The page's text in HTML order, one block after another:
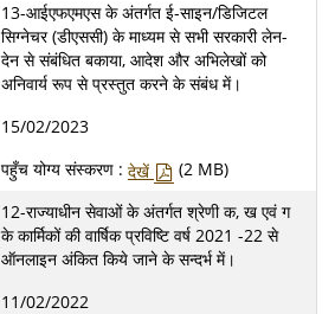
13-आईएफएमएस के अंतर्गत ई-साइन/डिजिटल
सिग्नेचर (डीएससी) के माध्यम से सभी सरकारी लेन-
देन से संबंधित बकाया, आदेश और अभिलेखों को
अनिवार्य रूप से प्रस्तुत करने के संबंध में।
15/02/2023
पहुँच योग्य संस्करण : देखें
(2 MB)
12-राज्याधीन सेवाओं के अंतर्गत श्रेणी क, ख एवं ग
के कार्मिकों की वार्षिक प्रविष्टि वर्ष 2021 -22 से
ऑनलाइन अंकित किये जाने के सन्दर्भ में।
11/02/2022